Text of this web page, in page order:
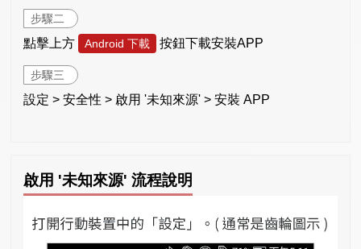
步驟二
點擊上方 Android 下載 按鈕下載安裝APP
步驟三
設定 > 安全性 > 啟用 '未知來源' > 安裝 APP
啟用 '未知來源' 流程說明